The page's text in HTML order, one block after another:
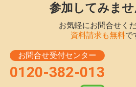
参加してみませ
お気軽にお問合せくだ
資料請求も無料で
0120-382-013